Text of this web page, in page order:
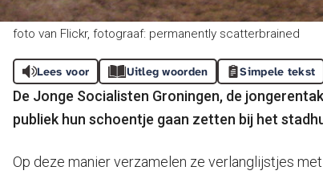
foto van Flickr, fotograaf: permanently scatterbrained
Lees voor Uitleg woorden Simpele tekst
De Jonge Socialisten Groningen, de
publiek hun schoentje gaan zetten bij het
Op deze manier verzamelen ze verlanglijstjes